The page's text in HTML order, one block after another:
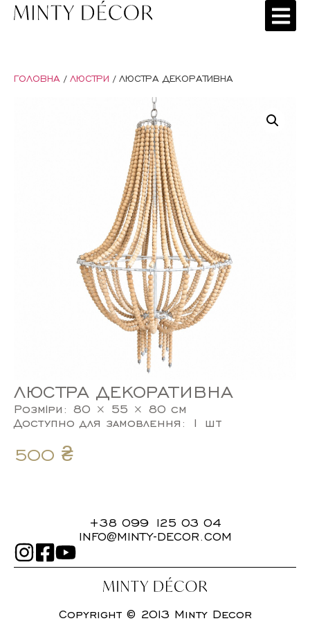
ГОЛОВНА / ЛЮСТРИ / ЛЮСТРА ДЕКОРАТИВНА
ЛЮСТРА ДЕКОРАТИВНА
Розміри: 80 × 55 × 80 см
Доступно для замовлення: 1 шт
500 ₴
+38 099 125 03 04
INFO@MINTY-DECOR.COM
Copyright © 2013 Minty Decor